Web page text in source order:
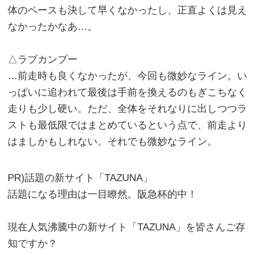
体のペースも決して早くなかったし、正直よくは見え
なかったかなあ…。
△ラブカンプー
…前走時も良くなかったが、今回も微妙なライン。い
っぱいに追われて最後は手前を換えるのもぎこちなく
走りも少し硬い。ただ、全体をそれなりに出しつつラ
ストも最低限ではまとめているという点で、前走より
はましかもしれない。それでも微妙なライン。
PR)話題の新サイト「TAZUNA」
話題になる理由は一目瞭然。阪急杯的中！
現在人気沸騰中の新サイト 「TAZUNA」 を皆さんご存
知ですか？